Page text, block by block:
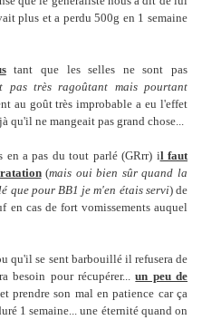
plus et a perdu 500g en 1 semaine
tant que les selles ne sont pas
pas très ragoûtant mais pourtant
au goût très improbable a eu l'effet
qu'il ne mangeait pas grand chose...
en a pas du tout parlé (GRrr) il faut
(mais oui bien sûr quand la
que pour BB1 je m'en étais servi) de
en cas de fort vomissements auquel
qu'il se sent barbouillé il refusera de
besoin pour récupérer...un peu de
et prendre son mal en patience car ça
1 semaine... une éternité quand on